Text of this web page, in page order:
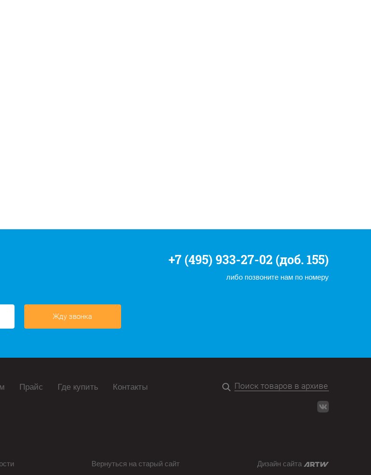
+7 (495) 933-27-02 (доб. 155)
либо позвоните нам по номеру
Жду звонка
Прайс Где купить Контакты
Вернуться на старый сайт Дизайн сайта